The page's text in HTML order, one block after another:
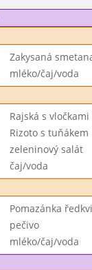
Zakysaná
mléko/čaj/voda
Rajská s vločkami
Rizoto s tuňákem
zeleninový salát
čaj/voda
Pomazánka
pečivo
mléko/čaj/voda